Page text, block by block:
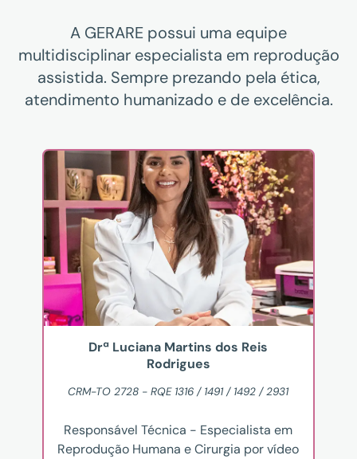
A GERARE possui uma equipe
multidisciplinar especialista em reprodução
assistida. Sempre prezando pela ética,
atendimento humanizado e de excelência.
Drª Luciana Martins dos Reis
Rodrigues
CRM-TO 2728 - RQE 1316 / 1491 / 1492 / 2931
Responsável Técnica - Especialista em
Reprodução Humana e Cirurgia por vídeo